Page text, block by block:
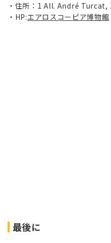
住所：1 All. André Turcat,
HP:エアロスコーピア博物館
最後に